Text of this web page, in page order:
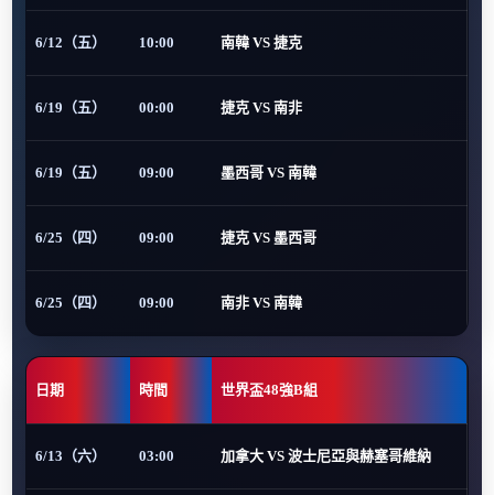
6/12（五） 10:00 南韓 VS 捷克
6/19（五） 00:00 捷克 VS 南非
6/19（五） 09:00 墨西哥 VS 南韓
6/25（四） 09:00 捷克 VS 墨西哥
6/25（四） 09:00 南非 VS 南韓
日期 時間 世界盃48強B組
6/13（六） 03:00 加拿大 VS 波士尼亞與赫塞哥維納